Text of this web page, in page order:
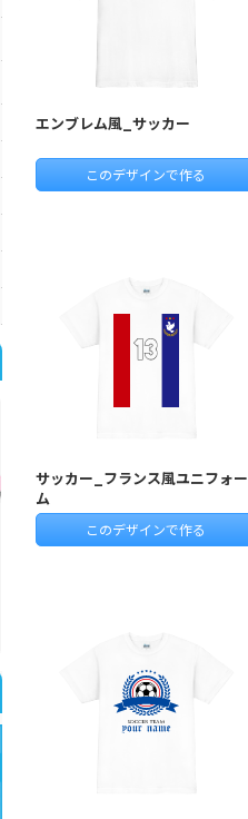
エンブレム風_サッカー
このデザインで作る
サッカー_フランス風ユニフォー
ム
このデザインで作る